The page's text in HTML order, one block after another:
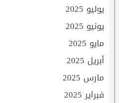
يوليو 2025
يونيو 2025
مايو 2025
أبريل 2025
مارس 2025
فبراير 2025